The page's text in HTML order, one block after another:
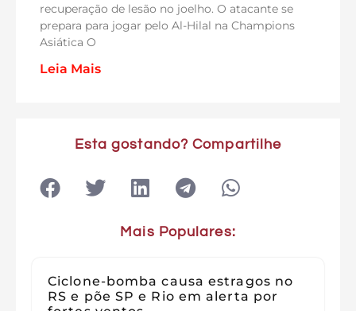
recuperação de lesão no joelho. O atacante se
prepara para jogar pelo Al-Hilal na Champions
Asiática O
Leia Mais
Esta gostando? Compartilhe
Mais Populares:
Ciclone-bomba causa estragos no
RS e põe SP e Rio em alerta por